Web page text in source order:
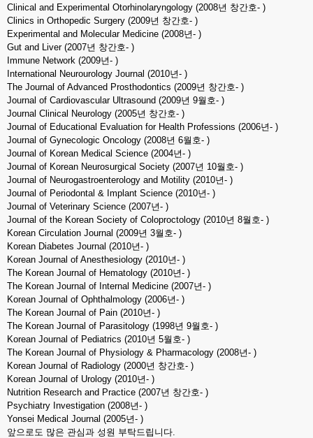
Clinical and Experimental Otorhinolaryngology (2008년 창간호- )
Clinics in Orthopedic Surgery (2009년 창간호- )
Experimental and Molecular Medicine (2008년- )
Gut and Liver (2007년 창간호- )
Immune Network (2009년- )
International Neurourology Journal (2010년- )
The Journal of Advanced Prosthodontics (2009년 창간호- )
Journal of Cardiovascular Ultrasound (2009년 9월호- )
Journal Clinical Neurology (2005년 창간호- )
Journal of Educational Evaluation for Health Professions (2006년- )
Journal of Gynecologic Oncology (2008년 6월호- )
Journal of Korean Medical Science (2004년- )
Journal of Korean Neurosurgical Society (2007년 10월호- )
Journal of Neurogastroenterology and Motility (2010년- )
Journal of Periodontal & Implant Science (2010년- )
Journal of Veterinary Science (2007년- )
Journal of the Korean Society of Coloproctology (2010년 8월호- )
Korean Circulation Journal (2009년 3월호- )
Korean Diabetes Journal (2010년- )
Korean Journal of Anesthesiology (2010년- )
The Korean Journal of Hematology (2010년- )
The Korean Journal of Internal Medicine (2007년- )
Korean Journal of Ophthalmology (2006년- )
The Korean Journal of Pain (2010년- )
The Korean Journal of Parasitology (1998년 9월호- )
Korean Journal of Pediatrics (2010년 5월호- )
The Korean Journal of Physiology & Pharmacology (2008년- )
Korean Journal of Radiology (2000년 창간호- )
Korean Journal of Urology (2010년- )
Nutrition Research and Practice (2007년 창간호- )
Psychiatry Investigation (2008년- )
Yonsei Medical Journal (2005년- )
앞으로도 많은 관심과 성원 부탁드립니다.